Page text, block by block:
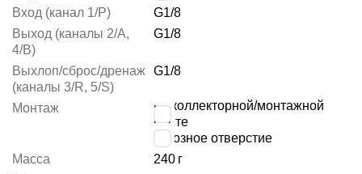
Вход (канал 1/P)
G1/8
Выход (каналы 2/A,
4/B)
G1/8
Выхлоп/сброс/дренаж
(каналы 3/R, 5/S)
G1/8
Монтаж
на коллекторной/монтажной
плите
сквозное отверстие
Масса
240 г